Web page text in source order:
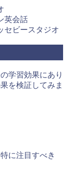
英会話
セビースタジオ
学習効果にあり
を検証してみま
に注目すべき